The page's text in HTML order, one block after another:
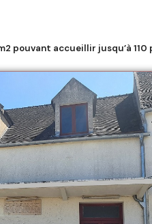
pouvant accueillir jusqu’à